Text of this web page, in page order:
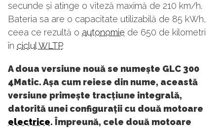
secunde și atinge o viteză maximă de 210 km/h.
Bateria sa are o capacitate utilizabilă de 85 kWh,
ceea ce rezultă o autonomie de 650 de kilometri
în ciclul WLTP.
A doua versiune nouă se numește GLC 300
4Matic. Așa cum reiese din nume, această
versiune primește tracțiune integrală,
datorită unei configurații cu două motoare
electrice. Împreună, cele două motoare